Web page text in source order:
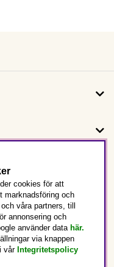
cookies för att
marknadsföring och
våra partners, till
annonsering och
använder data här.
via knappen
vår Integritetspolicy